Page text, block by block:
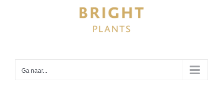
Ga naar...